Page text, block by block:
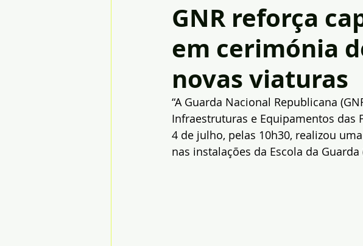
GNR reforça
em cerimónia
novas viaturas
“A Guarda Nacional Republicana
Infraestruturas e Equipamentos das
4 de julho, pelas 10h30, realizou
nas instalações da Escola da Guarda